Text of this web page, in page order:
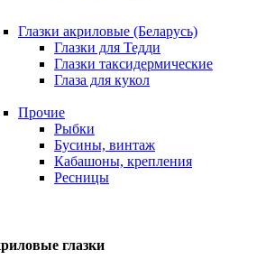
Глазки акриловые (Беларусь)
Глазки для Тедди
Глазки таксидермические
Глаза для кукол
Прочие
Рыбки
Бусины, винтаж
Кабашоны, крепления
Ресницы
глазки